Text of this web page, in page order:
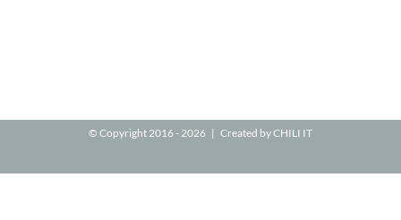
© Copyright 2016 -2026 | Created byCHILI IT